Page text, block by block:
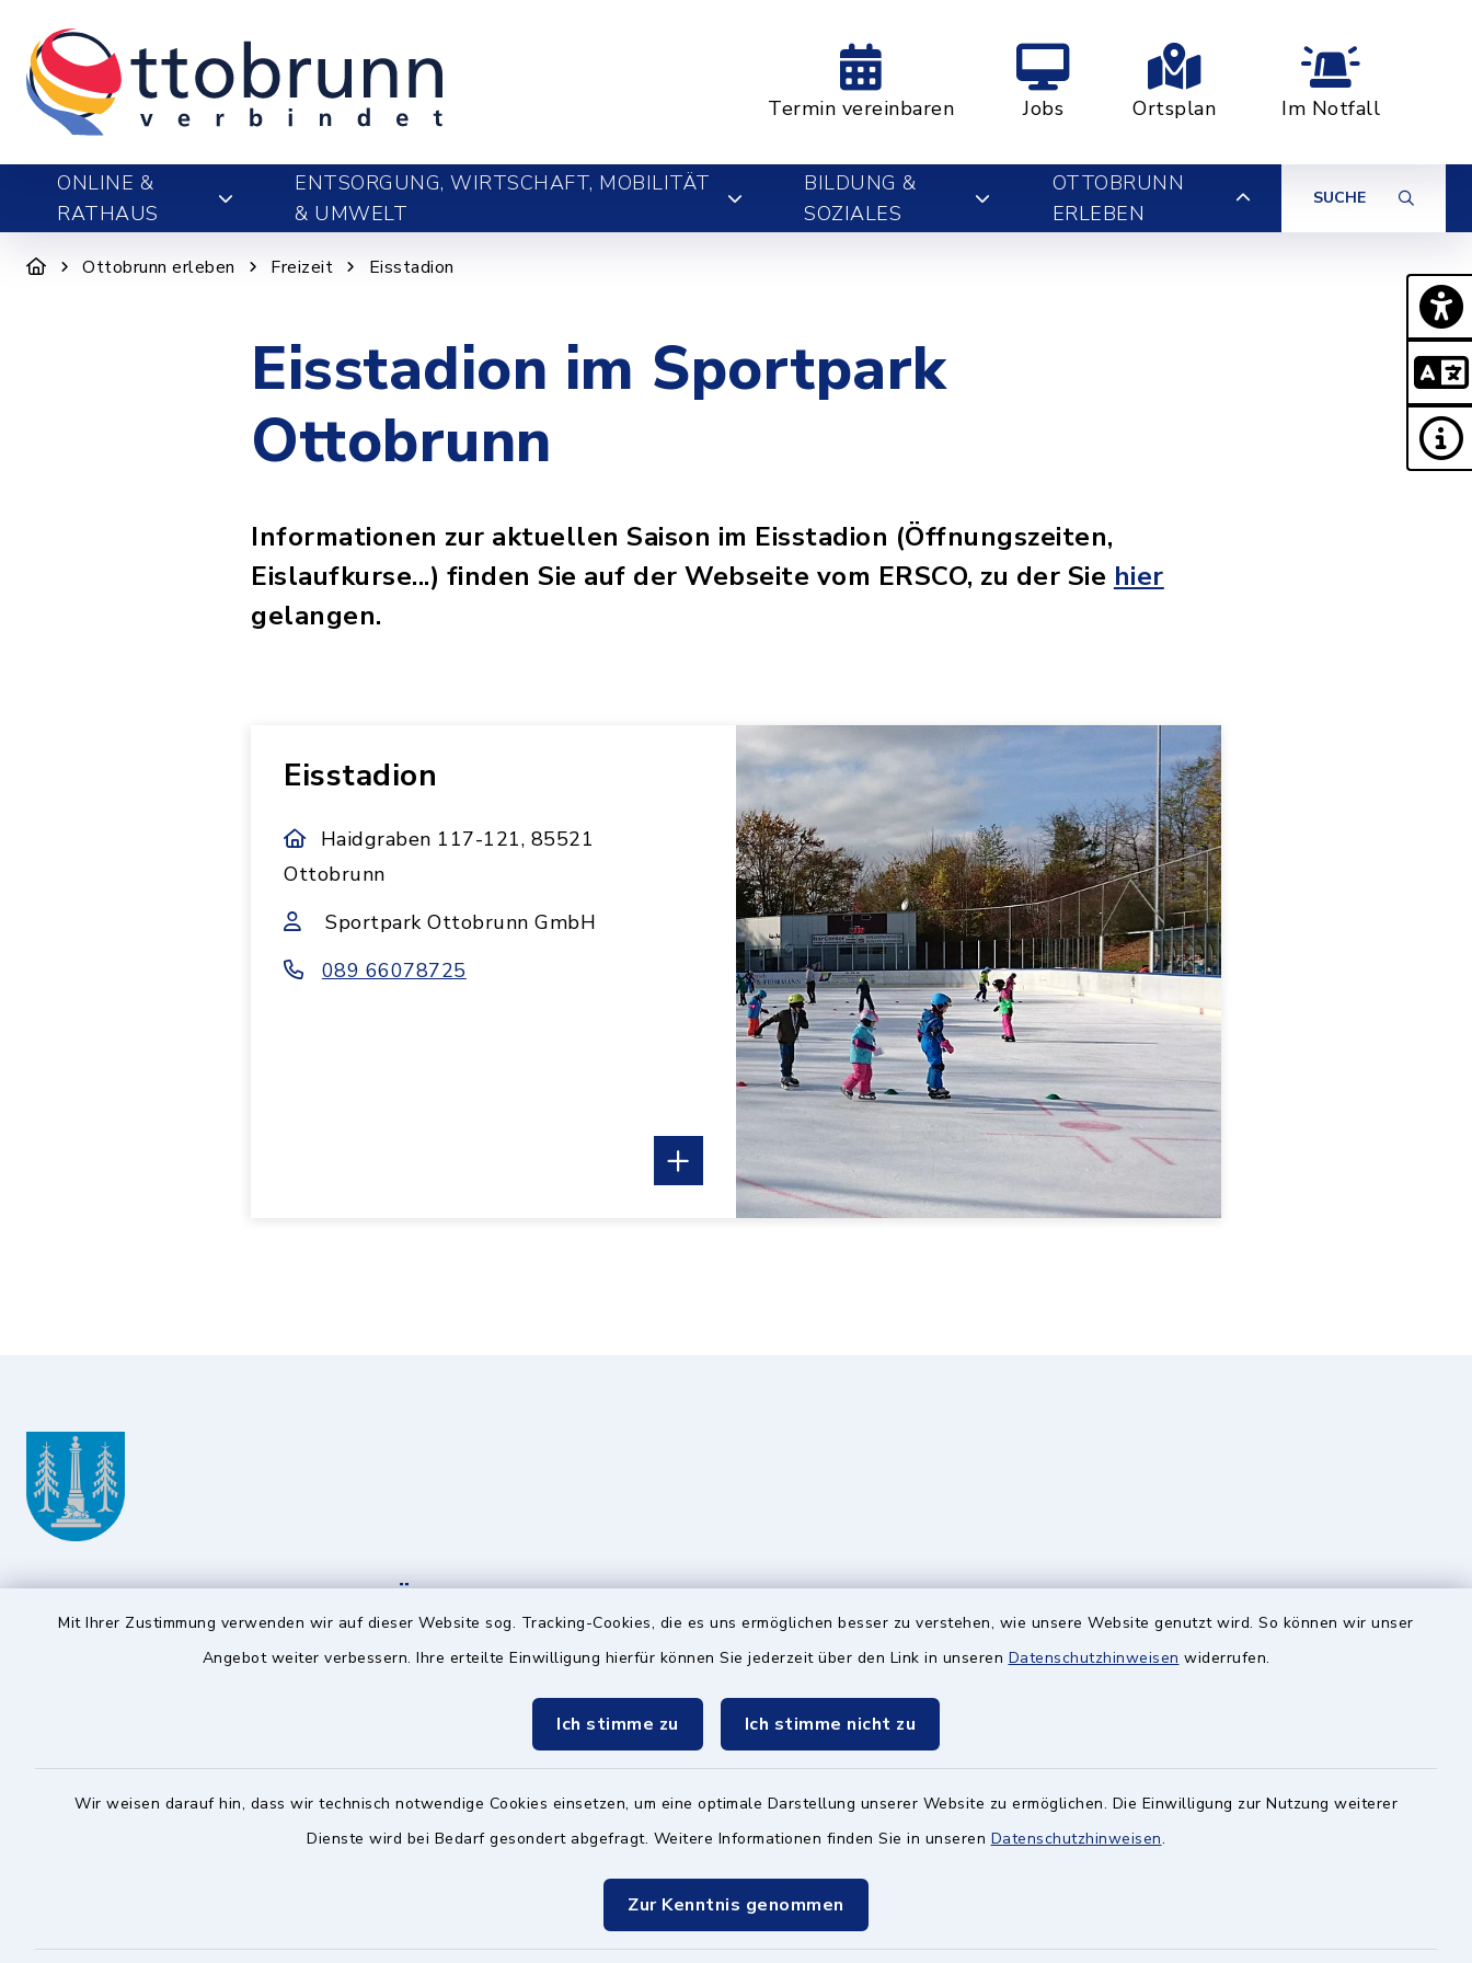
Mit Ihrer Zustimmung verwenden wir auf dieser Website sog. Tracking-Cookies, die es uns ermöglichen besser zu verstehen, wie unsere Website genutzt wird. So können wir unser
Angebot weiter verbessern. Ihre erteilte Einwilligung hierfür können Sie jederzeit über den Link in unseren Datenschutzhinweisen widerrufen.
Ich stimme zu Ich stimme nicht zu
Wir weisen darauf hin, dass wir technisch notwendige Cookies einsetzen, um eine optimale Darstellung unserer Website zu ermöglichen. Die Einwilligung zur Nutzung weiterer
Dienste wird bei Bedarf gesondert abgefragt. Weitere Informationen finden Sie in unseren Datenschutzhinweisen.
Zur Kenntnis genommen
Termin vereinbaren Jobs Ortsplan Im Notfall
ONLINE &
RATHAUS
ENTSORGUNG, WIRTSCHAFT, MOBILITÄT
& UMWELT
BILDUNG &
SOZIALES
OTTOBRUNN
ERLEBEN
SUCHE
Ottobrunn erleben Freizeit Eisstadion
Eisstadion im Sportpark
Ottobrunn
Informationen zur aktuellen Saison im Eisstadion (Öffnungszeiten,
Eislaufkurse...) finden Sie auf der Webseite vom ERSCO, zu der Sie hier
gelangen.
Eisstadion
Haidgraben 117-121, 85521
Ottobrunn
Sportpark Ottobrunn GmbH
089 66078725
Gemeinde Ottobrunn
089 60808-103
rathaus@ottobrunn.de
Öffnungszeiten
Montag bis Freitag:
14:00-18:00 Uhr
Hinweis
Falls die Öffnungszeiten geändert
"Aktuelle Nachrichten" (Startseite)
eine entsprechende Info.
Quicklinks
BayernPortal
Schulzweckverband